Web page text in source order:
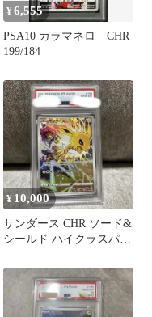
¥6,555
PSA10 カラマネロ CHR
199/184
¥ 10,000
サンダース CHR ソード&
シールド ハイクラスパッ
ス…